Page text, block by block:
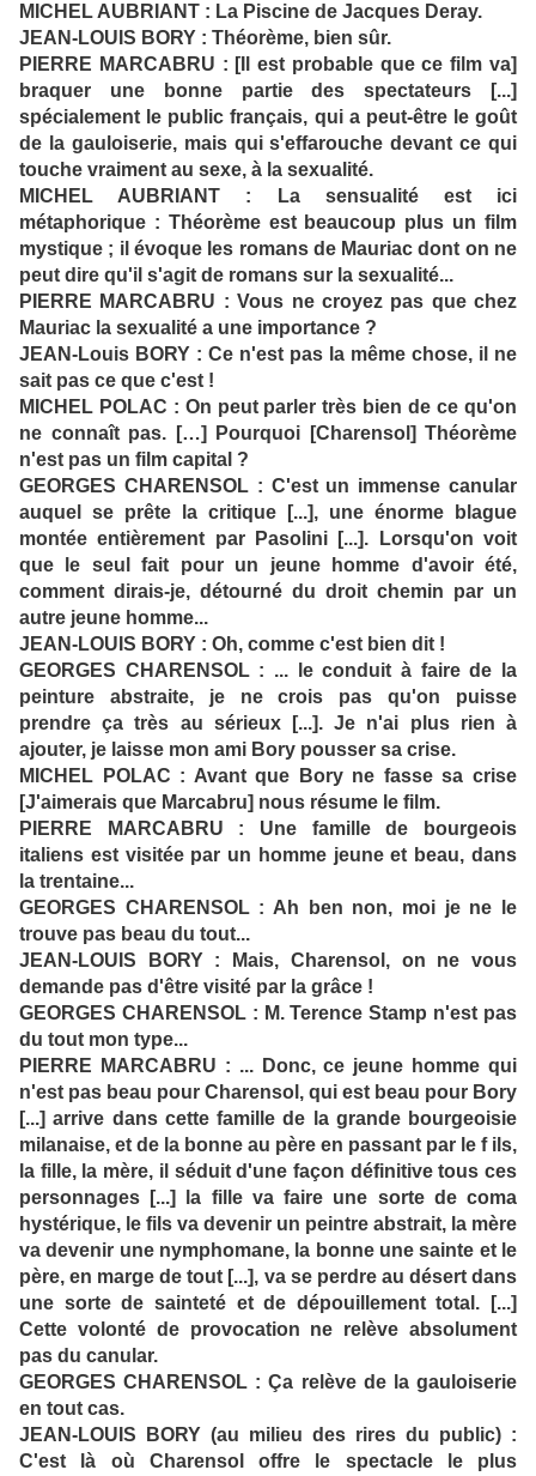
MICHEL AUBRIANT : La Piscine de Jacques Deray.
JEAN-LOUIS BORY : Théorème, bien sûr.
PIERRE MARCABRU : [Il est probable que ce film va]
braquer une bonne partie des spectateurs [...]
spécialement le public français, qui a peut-être le goût
de la gauloiserie, mais qui s'effarouche devant ce qui
touche vraiment au sexe, à la sexualité.
MICHEL AUBRIANT : La sensualité est ici
métaphorique : Théorème est beaucoup plus un film
mystique ; il évoque les romans de Mauriac dont on ne
peut dire qu'il s'agit de romans sur la sexualité...
PIERRE MARCABRU : Vous ne croyez pas que chez
Mauriac la sexualité a une importance ?
JEAN-Louis BORY : Ce n'est pas la même chose, il ne
sait pas ce que c'est !
MICHEL POLAC : On peut parler très bien de ce qu'on
ne connaît pas. […] Pourquoi [Charensol] Théorème
n'est pas un film capital ?
GEORGES CHARENSOL : C'est un immense canular
auquel se prête la critique [...], une énorme blague
montée entièrement par Pasolini [...]. Lorsqu'on voit
que le seul fait pour un jeune homme d'avoir été,
comment dirais-je, détourné du droit chemin par un
autre jeune homme...
JEAN-LOUIS BORY : Oh, comme c'est bien dit !
GEORGES CHARENSOL : ... le conduit à faire de la
peinture abstraite, je ne crois pas qu'on puisse
prendre ça très au sérieux [...]. Je n'ai plus rien à
ajouter, je laisse mon ami Bory pousser sa crise.
MICHEL POLAC : Avant que Bory ne fasse sa crise
[J'aimerais que Marcabru] nous résume le film.
PIERRE MARCABRU : Une famille de bourgeois
italiens est visitée par un homme jeune et beau, dans
la trentaine...
GEORGES CHARENSOL : Ah ben non, moi je ne le
trouve pas beau du tout...
JEAN-LOUIS BORY : Mais, Charensol, on ne vous
demande pas d'être visité par la grâce !
GEORGES CHARENSOL : M. Terence Stamp n'est pas
du tout mon type...
PIERRE MARCABRU : ... Donc, ce jeune homme qui
n'est pas beau pour Charensol, qui est beau pour Bory
[...] arrive dans cette famille de la grande bourgeoisie
milanaise, et de la bonne au père en passant par le f ils,
la fille, la mère, il séduit d'une façon définitive tous ces
personnages [...] la fille va faire une sorte de coma
hystérique, le fils va devenir un peintre abstrait, la mère
va devenir une nymphomane, la bonne une sainte et le
père, en marge de tout [...], va se perdre au désert dans
une sorte de sainteté et de dépouillement total. [...]
Cette volonté de provocation ne relève absolument
pas du canular.
GEORGES CHARENSOL : Ça relève de la gauloiserie
en tout cas.
JEAN-LOUIS BORY (au milieu des rires du public) :
C'est là où Charensol offre le spectacle le plus